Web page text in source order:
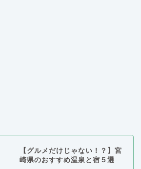
【グルメだけじゃない！？】宮
崎県のおすすめ温泉と宿５選